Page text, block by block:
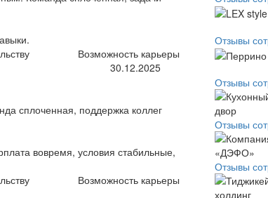
Возможность карьеры
30.12.2025
сплоченная, поддержка коллег
вовремя, условия стабильные,
Возможность карьеры
Отзывы
Отзывы
Отзывы
Отзывы